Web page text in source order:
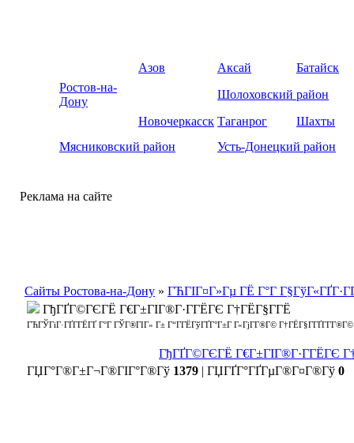
Азов Аксай
Батайск
Ростов-на-
Дону
Шолоховский район
Новочеркасск Таганрог
Шахты
Мясниковский район
Усть-Донецкий район
Реклама на сайте
Сайты Ростова-на-Дону » ГЋГІГ¤Г»Гµ ГЁ Г°Г
ГђГҐГ©ГЄГЁ Г€Г±ГІГ®Г·Г­ГЁГЄ Г†ГЁГ§Г­ГЁ
ГЋГЎГіГ·ГҐГ­ГЁГҐ Г°Г ГЎГ®ГІГ» Г± Г“Г­ГЁГўГҐГ°Г±Г Г«ГјГ­Г®Г©
ГђГҐГ©ГЄГЁ Г€Г±ГІГ®Г·Г­ГЁГЄ
ГЏГ°Г®Г±Г¬Г®ГІГ°Г®Гў 1379 | ГЏГҐГ°ГҐГµГ®Г¤Г®Гў 0